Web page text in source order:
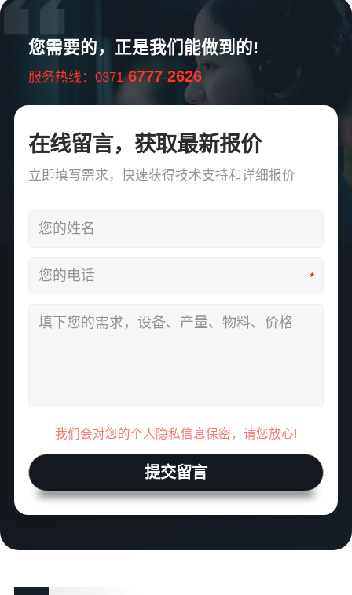
您需要的，正是我们能做到的!
服务热线：0371-6777-2626
在线留言，获取最新报价
立即填写需求，快速获得技术支持和详细报价
*
我们会对您的个人隐私信息保密，请您放心!
提交留言